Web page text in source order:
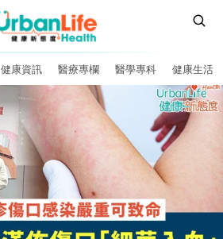
健康資訊 醫療專欄 醫學專科 健康生活